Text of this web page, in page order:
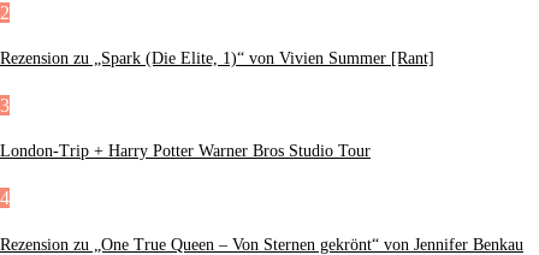
2
Rezension zu „Spark (Die Elite, 1)“ von Vivien Summer [Rant]
3
London-Trip + Harry Potter Warner Bros Studio Tour
4
Rezension zu „One True Queen – Von Sternen gekrönt“ von Jennifer Benkau